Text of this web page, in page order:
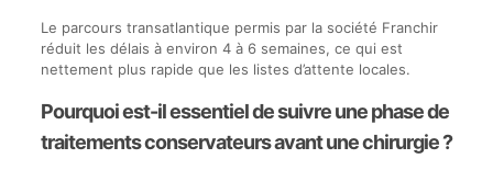
Le parcours transatlantique permis par la société Franchir
réduit les délais à environ 4 à 6 semaines, ce qui est
nettement plus rapide que les listes d’attente locales.
Pourquoi est-il essentiel de suivre une phase de
traitements conservateurs avant une chirurgie ?